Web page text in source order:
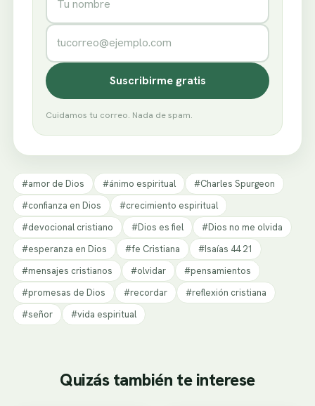
Correo electrónico
Suscribirme gratis
Cuidamos tu correo. Nada de spam.
#amor de Dios #ánimo espiritual
#Charles Spurgeon
#confianza en Dios
#crecimiento espiritual
#devocional cristiano
#Dios es fiel
#Dios no me olvida
#esperanza en Dios
#fe Cristiana
#Isaías 44 21
#mensajes cristianos
#olvidar
#pensamientos
#promesas de Dios
#recordar
#reflexión cristiana
#señor
#vida espiritual
Quizás también te interese